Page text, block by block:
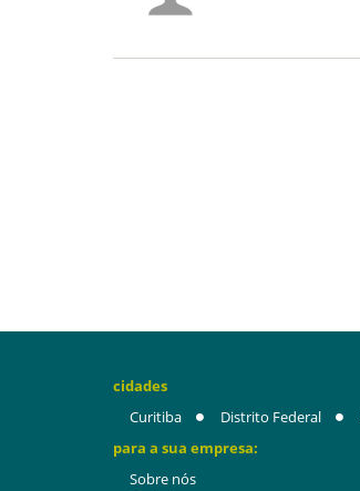
cidades
Curitiba
Distrito Federal
para a sua empresa:
Sobre nós